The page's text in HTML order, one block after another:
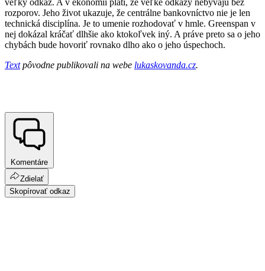
veľký odkaz. A v ekonómii platí, že veľké odkazy nebývajú bez
rozporov. Jeho život ukazuje, že centrálne bankovníctvo nie je len
technická disciplína. Je to umenie rozhodovať v hmle. Greenspan v
nej dokázal kráčať dlhšie ako ktokoľvek iný. A práve preto sa o jeho
chybách bude hovoriť rovnako dlho ako o jeho úspechoch.
Text pôvodne publikovali na webe lukaskovanda.cz.
Komentáre
Zdielať
Skopírovať odkaz